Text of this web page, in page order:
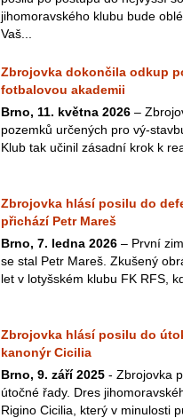
jihomoravského klubu bude
Vaš...
Zbrojovka dokončila odkup
fotbalovou akademii
Brno, 11. května 2026 –
pozemků určených pro vý-
Klub tak učinil zásadní krok k
Zbrojovka hlásí posilu do
přichází Petr Mareš
Brno, 7. ledna 2026 – První
se stal Petr Mareš. Zkušený
let v lotyšském klubu FK RFS,
Zbrojovka hlásí posilu do
kanonýr Cicilia
Brno, 9. září 2025 - Zbrojovka
útočné řady. Dres
Rigino Cicilia, který v minulosti